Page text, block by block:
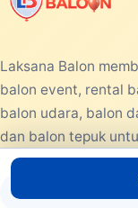
Laksana Balon
balon event, rental
balon udara, balon
dan balon tepuk